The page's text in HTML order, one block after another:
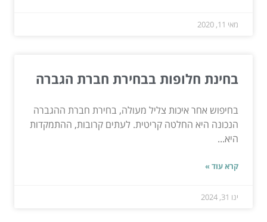
מאי 11, 2020
בחינת חלופות בבחירת חברת הגברה
בחיפוש אחר איכות צליל מעולה, בחירת חברת ההגברה
הנכונה היא החלטה קריטית. לעתים קרובות, ההתמקדות
היא...
קרא עוד »
ינו 31, 2024